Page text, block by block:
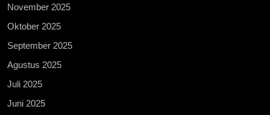
November 2025
Oktober 2025
September 2025
Agustus 2025
Juli 2025
Juni 2025